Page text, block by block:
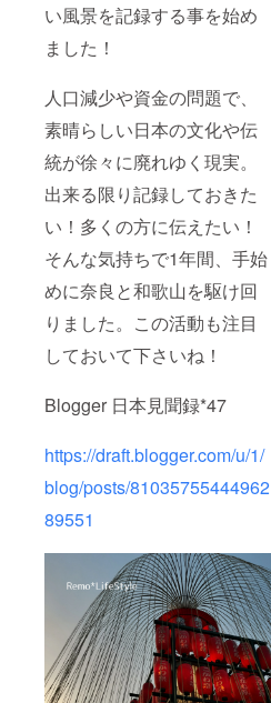
い風景を記録する事を始め
ました！
人口減少や資金の問題で、
素晴らしい日本の文化や伝
統が徐々に廃れゆく現実。
出来る限り記録しておきた
い！多くの方に伝えたい！
そんな気持ちで1年間、手始
めに奈良と和歌山を駆け回
りました。この活動も注目
しておいて下さいね！
Blogger 日本見聞録*47
https://draft.blogger.com/u/1/
blog/posts/81035755444962
89551